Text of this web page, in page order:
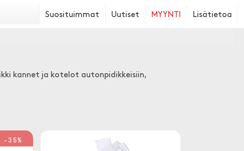
Suosituimmat Uutiset MYYNTI Lisätietoa
kannet ja kotelot autonpidikkeisiin,
-35%